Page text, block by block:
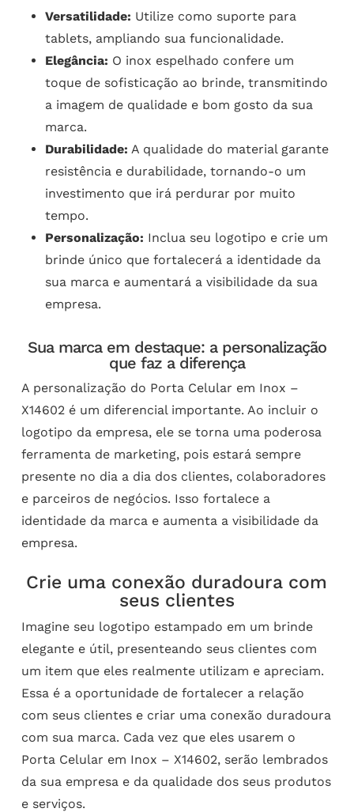
Versatilidade: Utilize como suporte para
tablets, ampliando sua funcionalidade.
Elegância: O inox espelhado confere um
toque de sofisticação ao brinde, transmitindo
a imagem de qualidade e bom gosto da sua
marca.
Durabilidade: A qualidade do material garante
resistência e durabilidade, tornando-o um
investimento que irá perdurar por muito
tempo.
Personalização: Inclua seu logotipo e crie um
brinde único que fortalecerá a identidade da
sua marca e aumentará a visibilidade da sua
empresa.
Sua marca em destaque: a personalização
que faz a diferença
A personalização do Porta Celular em Inox –
X14602 é um diferencial importante. Ao incluir o
logotipo da empresa, ele se torna uma poderosa
ferramenta de marketing, pois estará sempre
presente no dia a dia dos clientes, colaboradores
e parceiros de negócios. Isso fortalece a
identidade da marca e aumenta a visibilidade da
empresa.
Crie uma conexão duradoura com
seus clientes
Imagine seu logotipo estampado em um brinde
elegante e útil, presenteando seus clientes com
um item que eles realmente utilizam e apreciam.
Essa é a oportunidade de fortalecer a relação
com seus clientes e criar uma conexão duradoura
com sua marca. Cada vez que eles usarem o
Porta Celular em Inox – X14602, serão lembrados
da sua empresa e da qualidade dos seus produtos
e serviços.